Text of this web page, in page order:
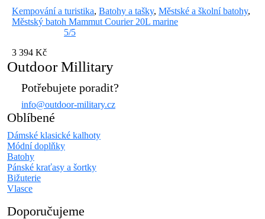
Kempování a turistika, Batohy a tašky, Městské a školní batohy,
Městský batoh Mammut Courier 20L marine
5/5
3 394 Kč
Outdoor Millitary
Potřebujete poradit?
info@outdoor-military.cz
Oblíbené
Dámské klasické kalhoty
Módní doplňky
Batohy
Pánské kraťasy a šortky
Bižuterie
Vlasce
Doporučujeme